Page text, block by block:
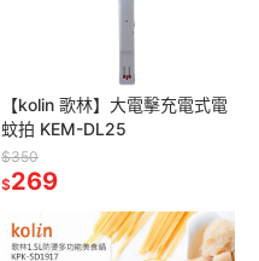
【kolin 歌林】大電擊充電式電
蚊拍 KEM-DL25
$350
$269